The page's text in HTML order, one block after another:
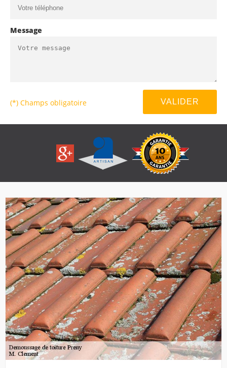
Message
(*) Champs obligatoire